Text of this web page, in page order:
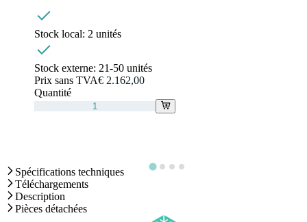
Stock local: 2 unités
Stock externe: 21-50 unités
Prix sans TVA€ 2.162,00
Quantité
Spécifications techniques
Téléchargements
Description
Pièces détachées